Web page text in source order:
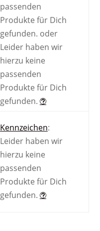
passenden
Produkte für Dich
gefunden. oder
Leider haben wir
hierzu keine
passenden
Produkte für Dich
gefunden.
Kennzeichen:
Leider haben wir
hierzu keine
passenden
Produkte für Dich
gefunden.